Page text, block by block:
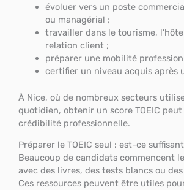
évoluer vers un poste
ou managérial ;
travailler dans le tourisme,
relation client ;
préparer une mobilité
certifier un niveau acquis après
À Nice, où de nombreux secteurs
quotidien, obtenir un score TOEIC
crédibilité professionnelle.
Préparer le TOEIC seul : est-ce
Beaucoup de candidats commencent
avec des livres, des tests blancs ou
Ces ressources peuvent être utiles